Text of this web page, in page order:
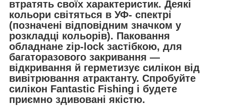
втратять своїх характеристик. Деякі
кольори світяться в УФ- спектрі
(позначені відповідним значком у
розкладці кольорів). Паковання
обладнане zip-lock застібкою, для
багаторазового закривання —
відкривання й герметизує силікон від
вивітрювання атрактанту. Спробуйте
силікон Fantastic Fishing і будете
приємно здивовані якістю.